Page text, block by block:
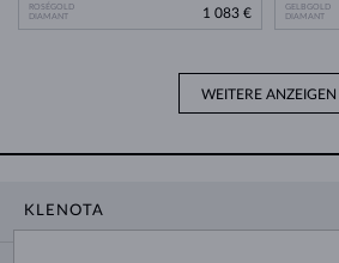
ROSÉGOLD
DIAMANT
1 083 €
GELBGOLD
DIAMANT
WEITERE ANZEIGEN
KLENOTA